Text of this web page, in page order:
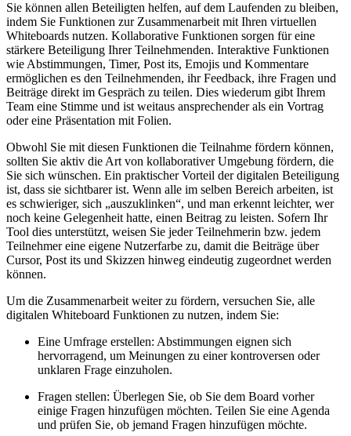
Sie können allen Beteiligten helfen, auf dem Laufenden zu bleiben,
indem Sie Funktionen zur Zusammenarbeit mit Ihren virtuellen
Whiteboards nutzen. Kollaborative Funktionen sorgen für eine
stärkere Beteiligung Ihrer Teilnehmenden. Interaktive Funktionen
wie Abstimmungen, Timer, Post its, Emojis und Kommentare
ermöglichen es den Teilnehmenden, ihr Feedback, ihre Fragen und
Beiträge direkt im Gespräch zu teilen. Dies wiederum gibt Ihrem
Team eine Stimme und ist weitaus ansprechender als ein Vortrag
oder eine Präsentation mit Folien.
Obwohl Sie mit diesen Funktionen die Teilnahme fördern können,
sollten Sie aktiv die Art von kollaborativer Umgebung fördern, die
Sie sich wünschen. Ein praktischer Vorteil der digitalen Beteiligung
ist, dass sie sichtbarer ist. Wenn alle im selben Bereich arbeiten, ist
es schwieriger, sich „auszuklinken“, und man erkennt leichter, wer
noch keine Gelegenheit hatte, einen Beitrag zu leisten. Sofern Ihr
Tool dies unterstützt, weisen Sie jeder Teilnehmerin bzw. jedem
Teilnehmer eine eigene Nutzerfarbe zu, damit die Beiträge über
Cursor, Post its und Skizzen hinweg eindeutig zugeordnet werden
können.
Um die Zusammenarbeit weiter zu fördern, versuchen Sie, alle
digitalen Whiteboard Funktionen zu nutzen, indem Sie:
Eine Umfrage erstellen: Abstimmungen eignen sich
hervorragend, um Meinungen zu einer kontroversen oder
unklaren Frage einzuholen.
Fragen stellen: Überlegen Sie, ob Sie dem Board vorher
einige Fragen hinzufügen möchten. Teilen Sie eine Agenda
und prüfen Sie, ob jemand Fragen hinzufügen möchte.